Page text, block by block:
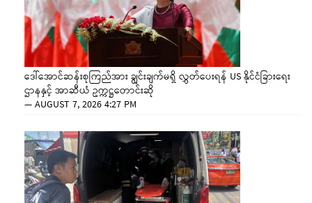
ဒေါ်အောင်ဆန်းစုကြည်အား ချွင်းချက်မရှိ လွှတ်ပေးရန် US နိုင်ငံခြားရေး
ဌာနနှင့် အာဆီယံ ဥက္ကဋ္ဌတောင်းဆို
—AUGUST 7, 2026 4:27 PM